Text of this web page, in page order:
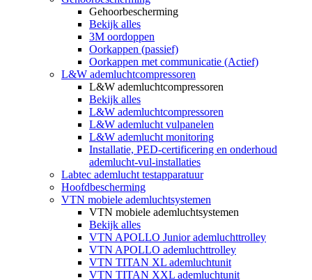
Gehoorbescherming
Bekijk alles
3M oordoppen
Oorkappen (passief)
Oorkappen met communicatie (Actief)
L&W ademluchtcompressoren
L&W ademluchtcompressoren
Bekijk alles
L&W ademluchtcompressoren
L&W ademlucht vulpanelen
L&W ademlucht monitoring
Installatie, PED-certificering en onderhoud
ademlucht-vul-installaties
Labtec ademlucht testapparatuur
Hoofdbescherming
VTN mobiele ademluchtsystemen
VTN mobiele ademluchtsystemen
Bekijk alles
VTN APOLLO Junior ademluchttrolley
VTN APOLLO ademluchttrolley
VTN TITAN XL ademluchtunit
VTN TITAN XXL ademluchtunit